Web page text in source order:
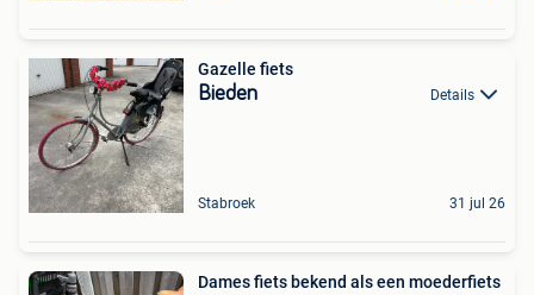
Gazelle fiets
Bieden Details
Stabroek 31 jul 26
Dames fiets bekend als een moederfiets